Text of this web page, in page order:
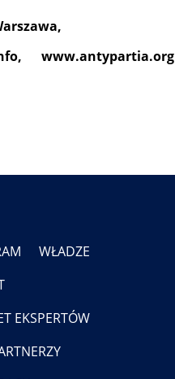
www.antypartia.org
WŁADZE
EKSPERTÓW